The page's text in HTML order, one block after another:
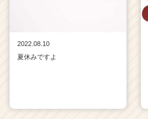
2022.08.10
夏休みですよ